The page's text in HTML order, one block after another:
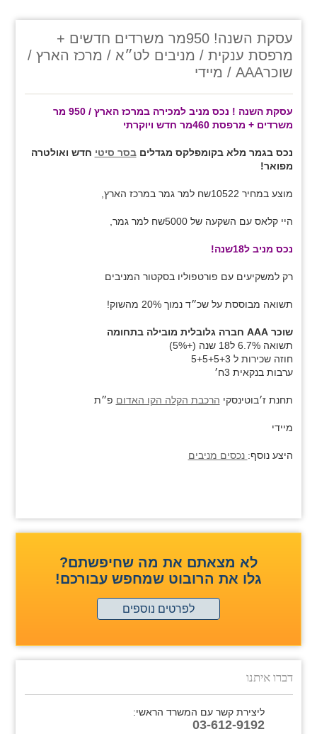
עסקת השנה! 950מר משרדים חדשים +
מרפסת ענקית / מניבים לט״א / מרכז הארץ /
שוכרAAA / מיידי
עסקת השנה ! נכס מניב למכירה במרכז הארץ / 950 מר
משרדים + מרפסת 460מר חדש ויוקרתי
נכס בגמר מלא בקומפלקס מגדליםבסר סיטי חדש ואולטרה
מפואר!
מוצע במחיר 10522שח למר גמר במרכז הארץ,
היי קלאס עם השקעה של 5000שח למר גמר,
נכס מניב ל18שנה!
רק למשקיעים עם פורטפוליו בסקטור המניבים
תשואה מבוססת על שכ״ד נמוך 20% מהשוק!
שוכר AAA חברה גלובלית מובילה בתחומה
תשואה 6.7% ל18 שנה (+5%)
חוזה שכירות ל 5+5+5+3
ערבות בנקאית 3ח׳
תחנת ז׳בוטינסקי הרכבת הקלה הקו האדום פ״ת
מיידי
היצע נוסף: נכסים מניבים
לא מצאתם את מה שחיפשתם?
גלו את הרובוט שמחפש עבורכם!
לפרטים נוספים
דברו איתנו
ליצירת קשר עם המשרד הראשי:
03-612-9192